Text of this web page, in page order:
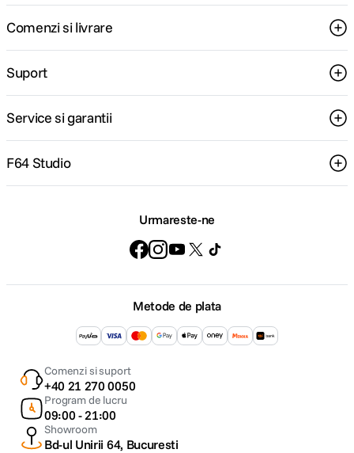
Comenzi si livrare
Suport
Service si garantii
F64 Studio
Urmareste-ne
Metode de plata
Comenzi si suport
+40 21 270 0050
Program de lucru
09:00 - 21:00
Showroom
Bd-ul Unirii 64, Bucuresti